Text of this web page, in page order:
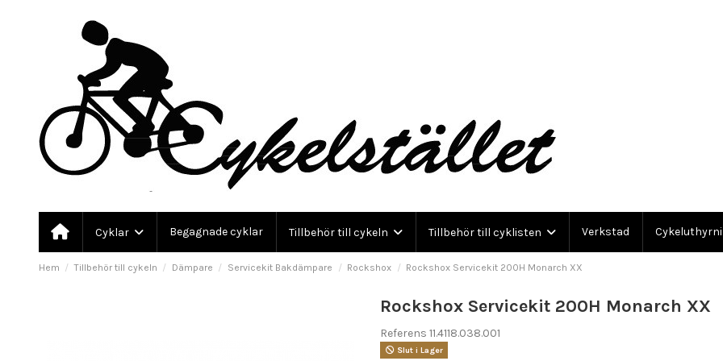
Cyklar Begagnade cyklar Tillbehör till cykeln Tillbehör till cyklisten Verkstad
Hem Tillbehör till cykeln Dämpare Servicekit Bakdämpare Rockshox Rockshox Servicekit 200H Monarch XX
Rockshox Servicekit 200H Monarch XX
Referens 11.4118.038.001
Slut i Lager